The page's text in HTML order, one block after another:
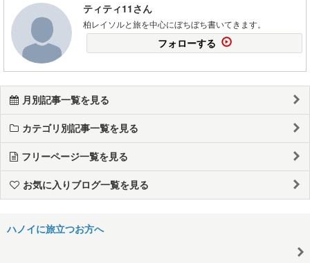
ティティ11さん
柏レイソルと旅を中心にぼちぼち書いてきます。
フォローする
月別記事一覧を見る
カテゴリ別記事一覧を見る
フリーページ一覧を見る
お気に入りブログ一覧を見る
ハノイに旅立つお方へ